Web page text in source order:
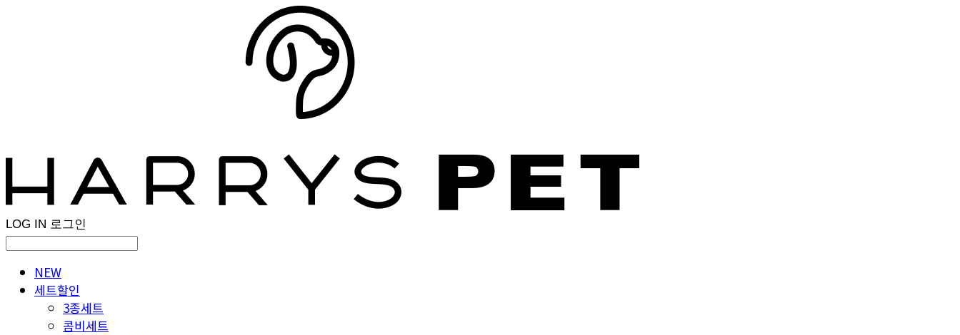
LOG IN 로그인
NEW
세트할인
3종세트
콤비세트